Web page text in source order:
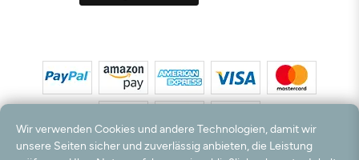
Wir verwenden Cookies und andere Technologien, damit wir
unsere Seiten sicher und zuverlässig anbieten, die Leistung